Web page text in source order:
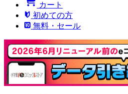
カート
初めての方
無料・セール